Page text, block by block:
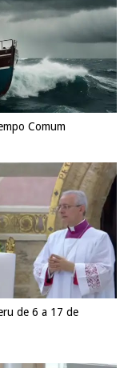
Comum
de 6 a 17 de